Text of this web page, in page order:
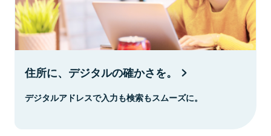
住所に、デジタルの確かさを。
デジタルアドレスで入力も検索もスムーズに。